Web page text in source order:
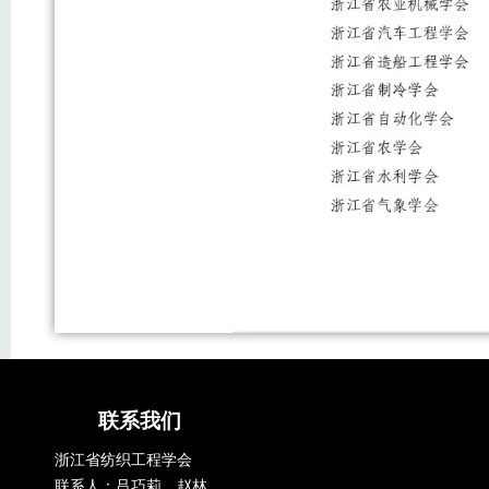
联系我们
浙江省纺织工程学会
联系人：吕巧莉、赵林